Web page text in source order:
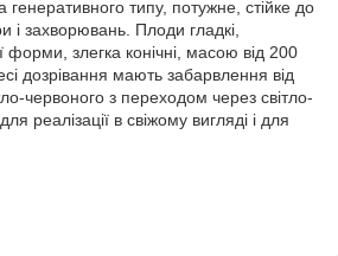
генеративного типу, потужне, стійке до
і захворювань. Плоди гладкі,
форми, злегка конічні, масою від 200
дозрівання мають забарвлення від
червоного з переходом через світло-
реалізації в свіжому вигляді і для